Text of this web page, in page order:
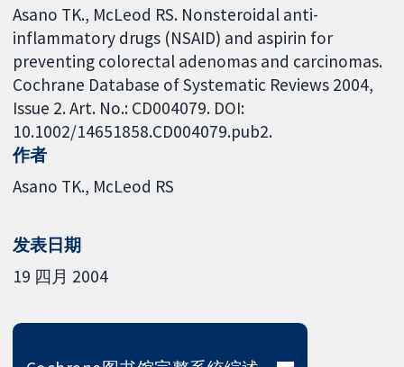
Asano TK., McLeod RS. Nonsteroidal anti-
inflammatory drugs (NSAID) and aspirin for
preventing colorectal adenomas and carcinomas.
Cochrane Database of Systematic Reviews 2004,
Issue 2. Art. No.: CD004079. DOI:
10.1002/14651858.CD004079.pub2.
作者
Asano TK. McLeod RS
发表日期
19 四月 2004